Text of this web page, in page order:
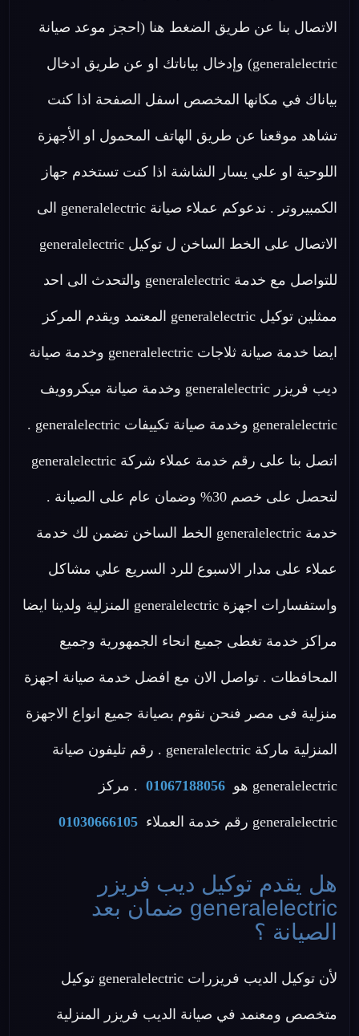
الاتصال بنا عن طريق الضغط هنا (احجز موعد صيانة
generalelectric) وإدخال بياناتك او عن طريق ادخال
بياناك في مكانها المخصص اسفل الصفحة اذا كنت
تشاهد موقعنا عن طريق الهاتف المحمول او الأجهزة
اللوحية او علي يسار الشاشة اذا كنت تستخدم جهاز
الكمبيروتر . ندعوكم عملاء صيانة generalelectric الى
الاتصال على الخط الساخن ل توكيل generalelectric
للتواصل مع خدمة generalelectric والتحدث الى احد
ممثلين توكيل generalelectric المعتمد ويقدم المركز
ايضا خدمة صيانة ثلاجات generalelectric وخدمة صيانة
ديب فريزر generalelectric وخدمة صيانة ميكروويف
generalelectric وخدمة صيانة تكييفات generalelectric .
اتصل بنا على رقم خدمة عملاء شركة generalelectric
لتحصل على خصم 30% وضمان عام على الصيانة .
خدمة generalelectric الخط الساخن تضمن لك خدمة
عملاء على مدار الاسبوع للرد السريع علي مشاكل
واستفسارات اجهزة generalelectric المنزلية ولدينا ايضا
مراكز خدمة تغطى جميع انحاء الجمهورية وجميع
المحافظات . تواصل الان مع افضل خدمة صيانة اجهزة
منزلية فى مصر فنحن نقوم بصيانة جميع انواع الاجهزة
المنزلية ماركة generalelectric . رقم تليفون صيانة
generalelectric هو 01067188056 . مركز
generalelectric رقم خدمة العملاء 01030666105
هل يقدم توكيل ديب فريزر
generalelectric ضمان بعد
الصيانة ؟
لأن توكيل الديب فريزرات generalelectric توكيل
متخصص ومعنمد في صيانة الديب فريزر المنزلية